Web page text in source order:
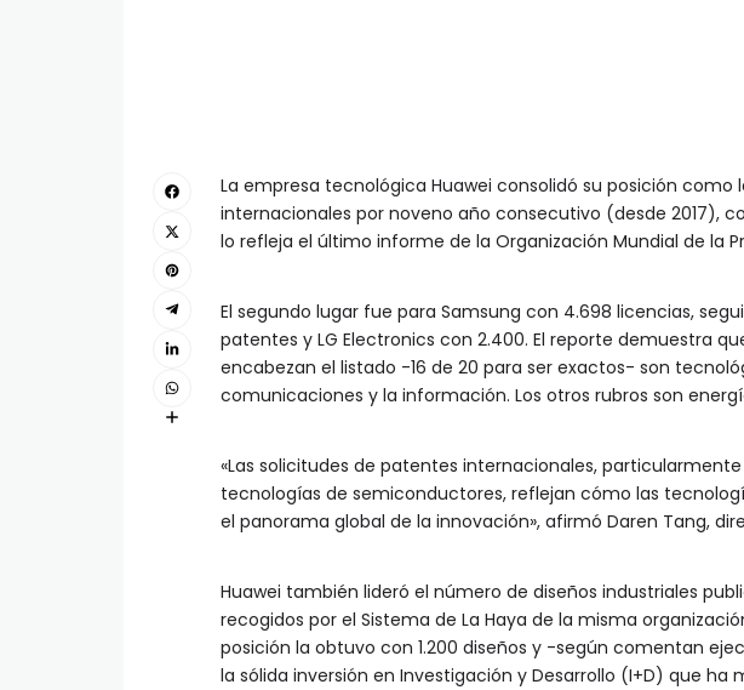
La empresa tecnológica Huawei consolidó su posición
internacionales por noveno año consecutivo (desde 2017),
lo refleja el último informe de la Organización Mundial de la
El segundo lugar fue para Samsung con 4.698 licencias,
patentes y LG Electronics con 2.400. El reporte demuestra
encabezan el listado -16 de 20 para ser exactos- son
comunicaciones y la información. Los otros rubros son
«Las solicitudes de patentes internacionales,
tecnologías de semiconductores, reflejan cómo las
el panorama global de la innovación», afirmó Daren Tang,
Huawei también lideró el número de diseños industriales
recogidos por el Sistema de La Haya de la misma
posición la obtuvo con 1.200 diseños y -según comentan
la sólida inversión en Investigación y Desarrollo (I+D) que